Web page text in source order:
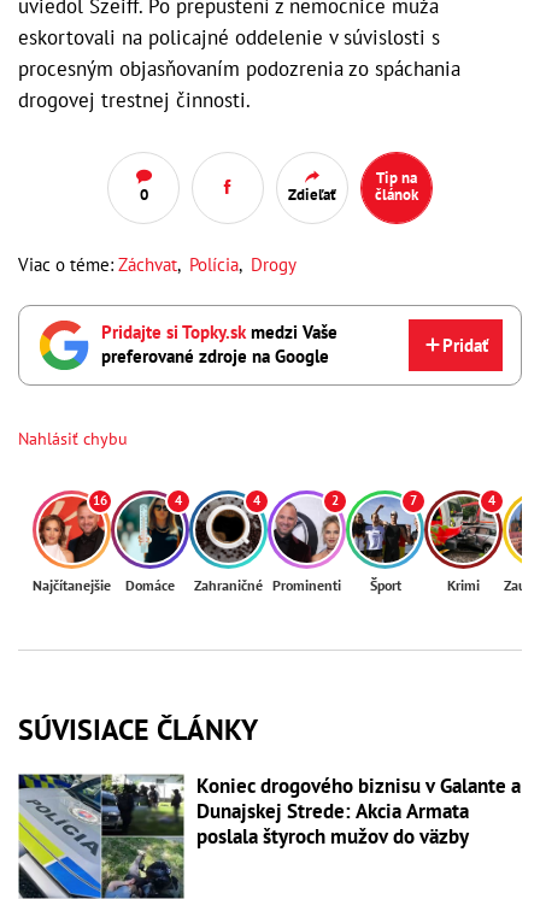
uviedol Szeiff. Po prepustení z nemocnice muža
eskortovali na policajné oddelenie v súvislosti s
procesným objasňovaním podozrenia zo spáchania
drogovej trestnej činnosti.
0 Zdieľať
Tip na
článok
Viac o téme: Záchvat, Polícia, Drogy
Pridajte si Topky.skmedzi Vaše
preferované zdroje na Google
Pridať
Nahlásiť chybu
16
Najčítanejšie
4
Domáce
4
Zahraničné
2
Prominenti
7
Šport
4
Krimi
SÚVISIACE ČLÁNKY
Koniec drogového biznisu v Galante a
Dunajskej Strede: Akcia Armata
poslala štyroch mužov do väzby